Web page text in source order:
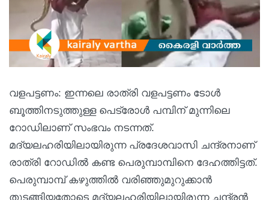
വളപട്ടണം: ഇന്നലെ രാത്രി വളപട്ടണം ടോൾ
ബൂത്തിനടുത്തുള്ള പെട്രോൾ പമ്പിന് മുന്നിലെ
റോഡിലാണ് സംഭവം നടന്നത്.
മദ്യലഹരിയിലായിരുന്ന പ്രദേശവാസി ചന്ദ്രനാണ്
രാത്രി റോഡിൽ കണ്ട പെരുമ്പാമ്പിനെ ദേഹത്തിട്ടത്.
പെരുമ്പാമ്പ് കഴുത്തിൽ വരിഞ്ഞുമുറുക്കാൻ
തുടങ്ങിയതോടെ മദ്യലഹരിയിലായിരുന്ന ചന്ദ്രൻ